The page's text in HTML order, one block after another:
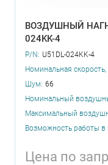
ВОЗДУШНЫЙ
024KK-4
P/N: U51DL-024KK-4
Номинальная
Шум: 66
Номинальный
Максимальный
Возможность работы в
Цена по